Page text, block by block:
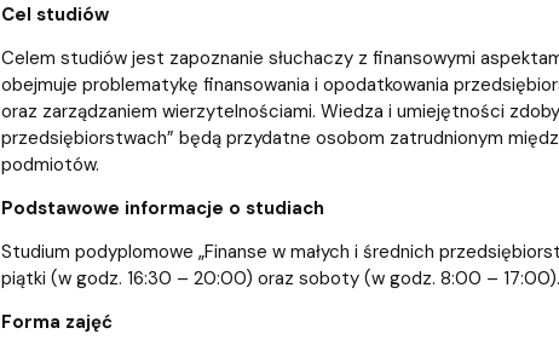
Cel studiów
Celem studiów jest zapoznanie słuchaczy z finansowymi
obejmuje problematykę finansowania i opodatkowania
oraz zarządzaniem wierzytelnościami. Wiedza i umiejętności
przedsiębiorstwach” będą przydatne osobom zatrudnionym
podmiotów.
Podstawowe informacje o studiach
Studium podyplomowe „Finanse w małych i średnich
piątki (w godz. 16:30 – 20:00) oraz soboty (w godz. 8:00 – 17:00).
Forma zajęć